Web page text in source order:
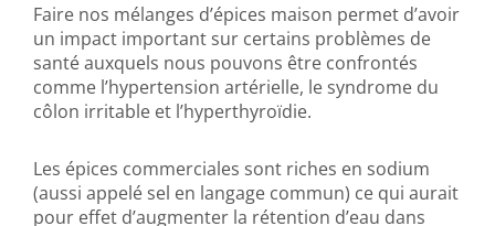
Faire nos mélanges d’épices maison permet d’avoir
un impact important sur certains problèmes de
santé auxquels nous pouvons être confrontés
comme l’hypertension artérielle, le syndrome du
côlon irritable et l’hyperthyroïdie.
Les épices commerciales sont riches en sodium
(aussi appelé sel en langage commun) ce qui aurait
pour effet d’augmenter la rétention d’eau dans